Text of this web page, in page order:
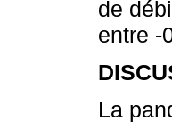
de
entre -
La